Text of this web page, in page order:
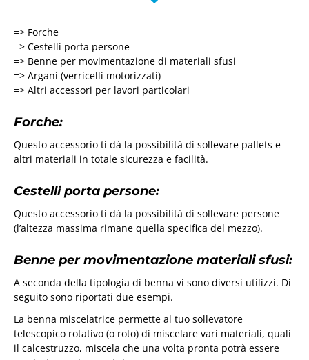
=> Forche
=> Cestelli porta persone
=> Benne per movimentazione di materiali sfusi
=> Argani (verricelli motorizzati)
=> Altri accessori per lavori particolari
Forche:
Questo accessorio ti dà la possibilità di sollevare pallets e
altri materiali in totale sicurezza e facilità.
Cestelli porta persone:
Questo accessorio ti dà la possibilità di sollevare persone
(l’altezza massima rimane quella specifica del mezzo).
Benne per movimentazione materiali sfusi:
A seconda della tipologia di benna vi sono diversi utilizzi. Di
seguito sono riportati due esempi.
La benna miscelatrice permette al tuo sollevatore
telescopico rotativo (o roto) di miscelare vari materiali, quali
il calcestruzzo, miscela che una volta pronta potrà essere